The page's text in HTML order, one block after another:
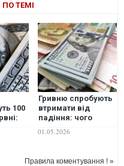
ТЕМІ
100
Гривню спробують
втримати від
падіння: чого
долара у травні
01.05.2026
Правила коментування ! »